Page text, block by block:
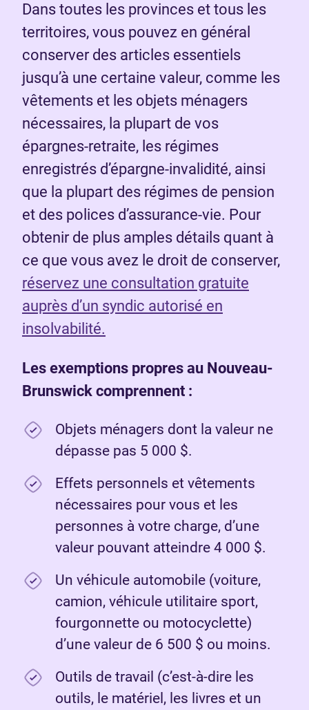
Dans toutes les provinces et tous les
territoires, vous pouvez en général
conserver des articles essentiels
jusqu’à une certaine valeur, comme les
vêtements et les objets ménagers
nécessaires, la plupart de vos
épargnes-retraite, les régimes
enregistrés d’épargne-invalidité, ainsi
que la plupart des régimes de pension
et des polices d’assurance-vie. Pour
obtenir de plus amples détails quant à
ce que vous avez le droit de conserver,
réservez une consultation gratuite
auprès d’un syndic autorisé en
insolvabilité.
Les exemptions propres au Nouveau-
Brunswick comprennent :
Objets ménagers dont la valeur ne
dépasse pas 5 000 $.
Effets personnels et vêtements
nécessaires pour vous et les
personnes à votre charge, d’une
valeur pouvant atteindre 4 000 $.
Un véhicule automobile (voiture,
camion, véhicule utilitaire sport,
fourgonnette ou motocyclette)
d’une valeur de 6 500 $ ou moins.
Outils de travail (c’est-à-dire les
outils, le matériel, les livres et un